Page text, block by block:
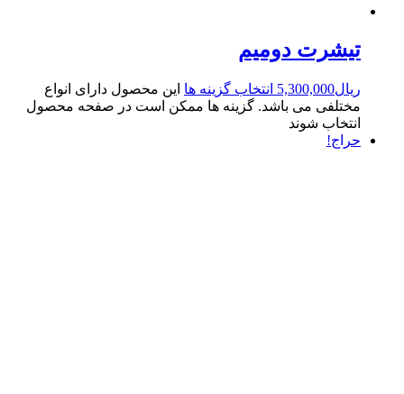
تیشرت دومیم
ریال5,300,000 انتخاب گزینه ها این محصول دارای انواع
مختلفی می باشد. گزینه ها ممکن است در صفحه محصول
انتخاب شوند
حراج!